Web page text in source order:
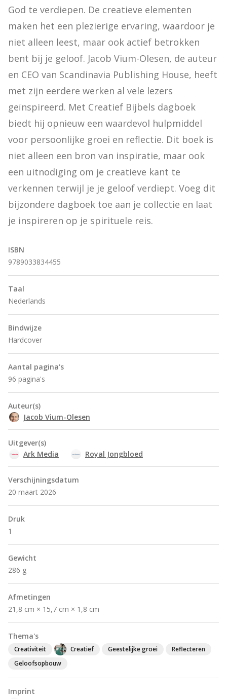
God te verdiepen. De creatieve elementen
maken het een plezierige ervaring, waardoor je
niet alleen leest, maar ook actief betrokken
bent bij je geloof. Jacob Vium-Olesen, de auteur
en CEO van Scandinavia Publishing House, heeft
met zijn eerdere werken al vele lezers
geïnspireerd. Met Creatief Bijbels dagboek
biedt hij opnieuw een waardevol hulpmiddel
voor persoonlijke groei en reflectie. Dit boek is
niet alleen een bron van inspiratie, maar ook
een uitnodiging om je creatieve kant te
verkennen terwijl je je geloof verdiept. Voeg dit
bijzondere dagboek toe aan je collectie en laat
je inspireren op je spirituele reis.
ISBN
9789033834455
Taal
Nederlands
Bindwijze
Hardcover
Aantal pagina's
96 pagina's
Auteur(s)
Jacob Vium-Olesen
Uitgever(s)
Ark Media
Royal Jongbloed
Verschijningsdatum
20 maart 2026
Druk
1
Gewicht
286 g
Afmetingen
21,8 cm × 15,7 cm × 1,8 cm
Thema's
Creativiteit Creatief Geestelijke groei
Reflecteren
Geloofsopbouw
Imprint